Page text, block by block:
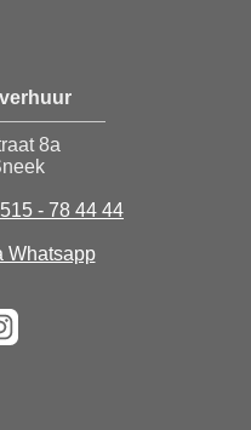
8a
- 78 44 44
Whatsapp